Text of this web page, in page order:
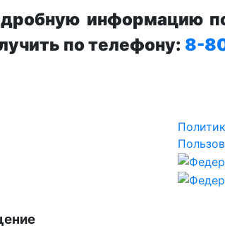
информацию
по телефону: 8-